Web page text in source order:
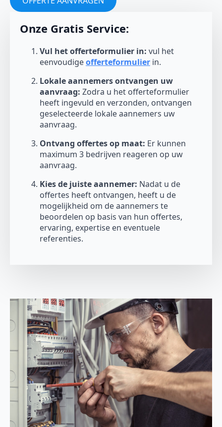
Onze Gratis Service:
Vul het offerteformulier in: vul het
eenvoudigeofferteformulier in.
Lokale aannemers ontvangen uw
aanvraag: Zodra u het offerteformulier
heeft ingevuld en verzonden, ontvangen
geselecteerde lokale aannemers uw
aanvraag.
Ontvang offertes op maat: Er kunnen
maximum 3 bedrijven reageren op uw
aanvraag.
Kies de juiste aannemer: Nadat u de
offertes heeft ontvangen, heeft u de
mogelijkheid om de aannemers te
beoordelen op basis van hun offertes,
ervaring, expertise en eventuele
referenties.